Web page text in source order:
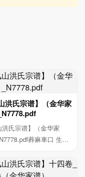
洪氏宗谱】（金华家
洪氏宗谱】（金华家
葬麻車口 生六